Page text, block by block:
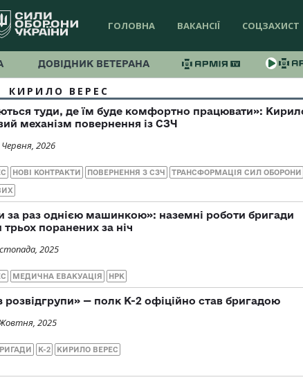
ГОЛОВНА ВАКАНСІЇ СОЦЗАХИСТ
ДОВІДНИК ВЕТЕРАНА
КИРИЛО ВЕРЕС
туди, де їм буде комфортно працювати»:
механізм повернення із СЗЧ
2026
НОВІ КОНТРАКТИ ПОВЕРНЕННЯ З СЗЧ ТРАНСФОРМАЦІЯ СИЛ ОБОРОНИ
за раз однією машинкою»: наземні роботи бригади
поранених за ніч
2025
МЕДИЧНА ЕВАКУАЦІЯ НРК
розвідгрупи» — полк К-2 офіційно став бригадою
2025
К-2 КИРИЛО ВЕРЕС